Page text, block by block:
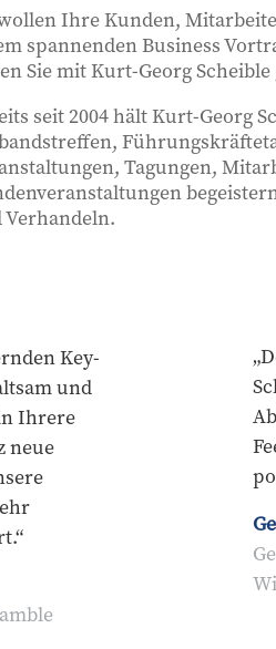
Ihre Kunden,
spannenden Business
Sie mit Kurt-Georg
seit 2004 hält Kurt-Georg
Tagungen,
Verhandeln.
Key-
und
Ihrere
neue